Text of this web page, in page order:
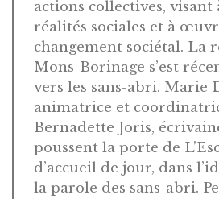
actions collectives, visant
réalités sociales et à
changement sociétal. La
Mons-Borinage s’est
vers les sans-abri. Marie
animatrice et
Bernadette Joris,
poussent la porte de
d’accueil de jour, dans
la parole des sans-abri.